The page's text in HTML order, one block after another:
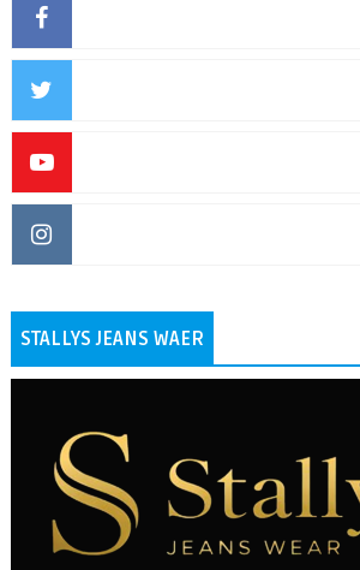
STALLYS JEANS WAER